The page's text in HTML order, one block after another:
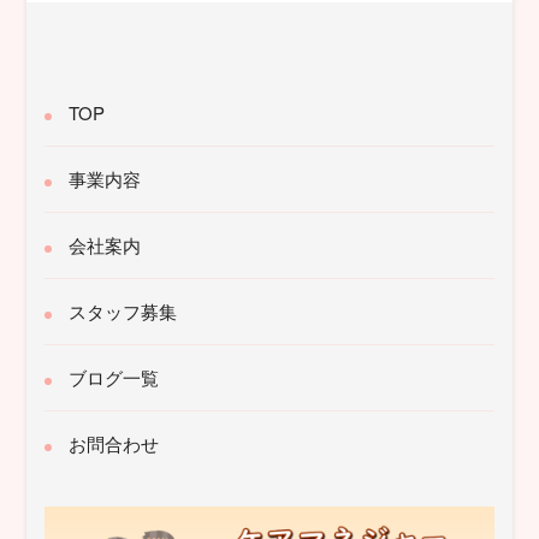
TOP
事業内容
会社案内
スタッフ募集
ブログ一覧
お問合わせ